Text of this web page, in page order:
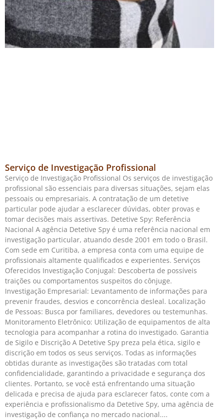
Serviço de Investigação Profissional
Serviço de Investigação Profissional Os serviços de investigação
profissional são essenciais para diversas situações, sejam elas
pessoais ou empresariais. A contratação de um detetive
particular pode ajudar a esclarecer dúvidas, obter provas e
tomar decisões mais assertivas. Detetive Spy: Referência
Nacional A agência Detetive Spy é uma referência nacional em
investigação particular, atuando desde 2001 em todo o Brasil.
Com sede em Curitiba, a empresa conta com uma equipe de
profissionais altamente qualificados e experientes. Serviços
Oferecidos Investigação Conjugal: Descoberta de possíveis
traições ou comportamentos suspeitos do cônjuge.
Investigação Empresarial: Levantamento de informações para
prevenir fraudes, desvios e concorrência desleal. Localização
de Pessoas: Busca por familiares, devedores ou testemunhas.
Monitoramento Eletrônico: Utilização de equipamentos de alta
tecnologia para acompanhar a rotina do investigado. Garantia
de Sigilo e Discrição A Detetive Spy preza pela ética, sigilo e
discrição em todos os seus serviços. Todas as informações
obtidas durante as investigações são tratadas com total
confidencialidade, garantindo a privacidade e segurança dos
clientes. Portanto, se você está enfrentando uma situação
delicada e precisa de ajuda para esclarecer fatos, conte com a
experiência e profissionalismo da Detetive Spy, uma agência de
investigação de confiança no mercado nacional.